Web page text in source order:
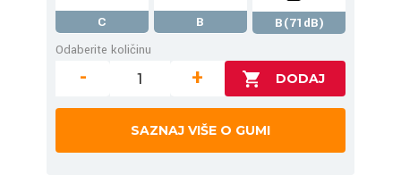
C B
B(71dB)
Odaberite količinu
- +
SAZNAJ VIŠE O GUMI